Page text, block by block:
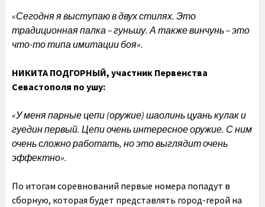
«Сегодня я выступаю в двух стилях. Это
традиционная палка – гуньшу. А также винчунь – это
что-то типа имитации боя».
НИКИТА ПОДГОРНЫЙ, участник Первенства
Севастополя по ушу:
«У меня парные цепи (оружие) шаолинь цуань кулак и
гуедин первый. Цепи очень интересное оружие. С ним
очень сложно работать, но это выглядит очень
эффектно».
По итогам соревнований первые номера попадут в
сборную, которая будет представлять город-герой на